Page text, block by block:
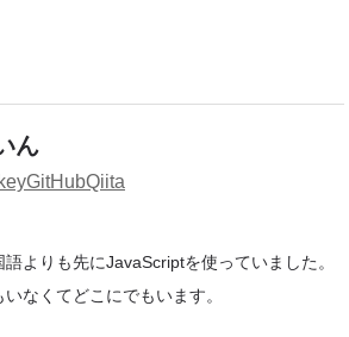
ん
GitHubQiita
よりも先にJavaScriptを使っていました。
なくてどこにでもいます。